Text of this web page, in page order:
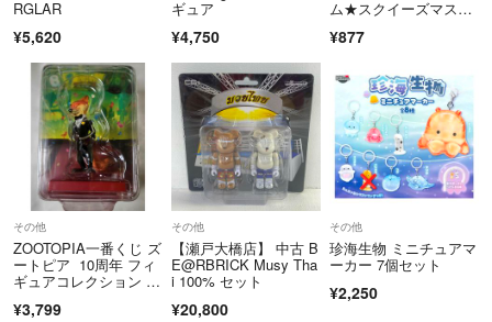
RGLAR
¥5,620
ギュア
¥4,750
ム★スクイーズマスコ
¥877
その他
ZOOTOPIA一番くじ ズ
ートピア 10周年 フィ
ギュアコレクション ニ
¥3,799
その他
【瀬戸大橋店】 中古 B
E@RBRICK Musy Tha
i 100% セット
¥20,800
その他
珍海生物 ミニチュアマ
ーカー 7個セット
¥2,250